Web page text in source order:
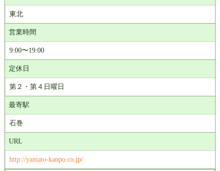
東北
営業時間
9:00〜19:00
定休日
第２・第４日曜日
最寄駅
石巻
URL
http://yamato-kanpo.co.jp/